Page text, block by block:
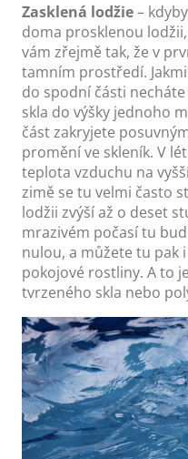
Zasklená lodžie–
doma prosklenou
vám zřejmě tak, že v
tamním prostředí.
do spodní části
skla do výšky jednoho
část zakryjete
promění ve skleník. V
teplota vzduchu na
zimě se tu velmi často
lodžii zvýší až o deset
mrazivém počasí tu
nulou, a můžete tu pak
pokojové rostliny. A to
tvrzeného skla nebo